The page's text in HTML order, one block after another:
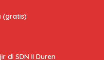
(gratis)
di SDN II Duren